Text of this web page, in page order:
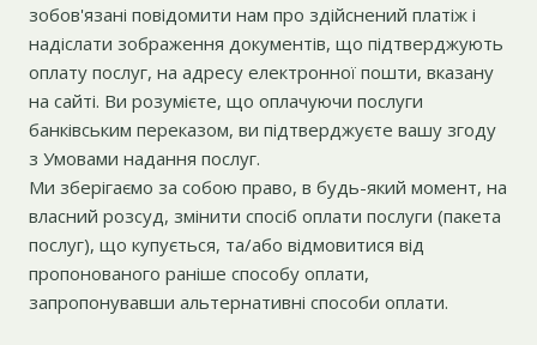
зобов'язані повідомити нам про здійснений платіж і
надіслати зображення документів, що підтверджують
оплату послуг, на адресу електронної пошти, вказану
на сайті. Ви розумієте, що оплачуючи послуги
банківським переказом, ви підтверджуєте вашу згоду
з Умовами надання послуг.
Ми зберігаємо за собою право, в будь-який момент, на
власний розсуд, змінити спосіб оплати послуги (пакета
послуг), що купується, та/або відмовитися від
пропонованого раніше способу оплати,
запропонувавши альтернативні способи оплати.